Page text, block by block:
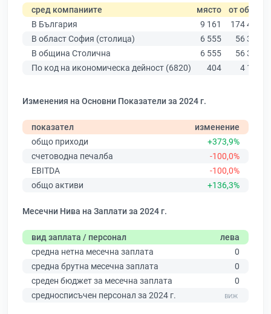
сред компаниите място от общо
В България
9 161
174 403
В област София (столица)
6 555
56 378
В община Столична
6 555
56 378
По код на икономическа дейност (6820)
404 4 182
Изменения на Основни Показатели за 2024 г.
показател
изменение
общо приходи
+373,9%
счетоводна печалба
-100,0%
EBITDA
-100,0%
общо активи
+136,3%
Месечни Нива на Заплати за 2024 г.
вид заплата / персонал
лева
средна нетна месечна заплата
0
средна брутна месечна заплата
0
среден бюджет за месечна заплата
0
средносписъчен персонал за 2024 г.